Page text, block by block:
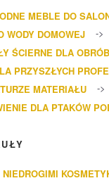
MEBLE DO
WODY DOMOWEJ
ŚCIERNE DLA
PRZYSZŁYCH
MATERIAŁU
DLA PTAKÓW